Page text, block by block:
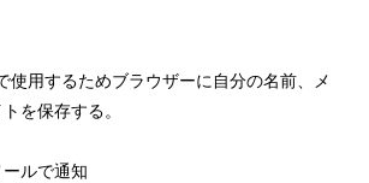
使用するためブラウザーに自分の名前、メ
を保存する。
ルで通知